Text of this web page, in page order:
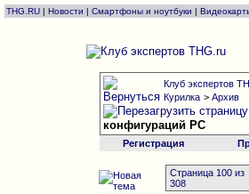
THG.RU | Новости | Смартфоны и ноутбуки |
Клуб экспертов
Курилка > Архив
конфигураций РС
Регистрация
Страница 100 из
308